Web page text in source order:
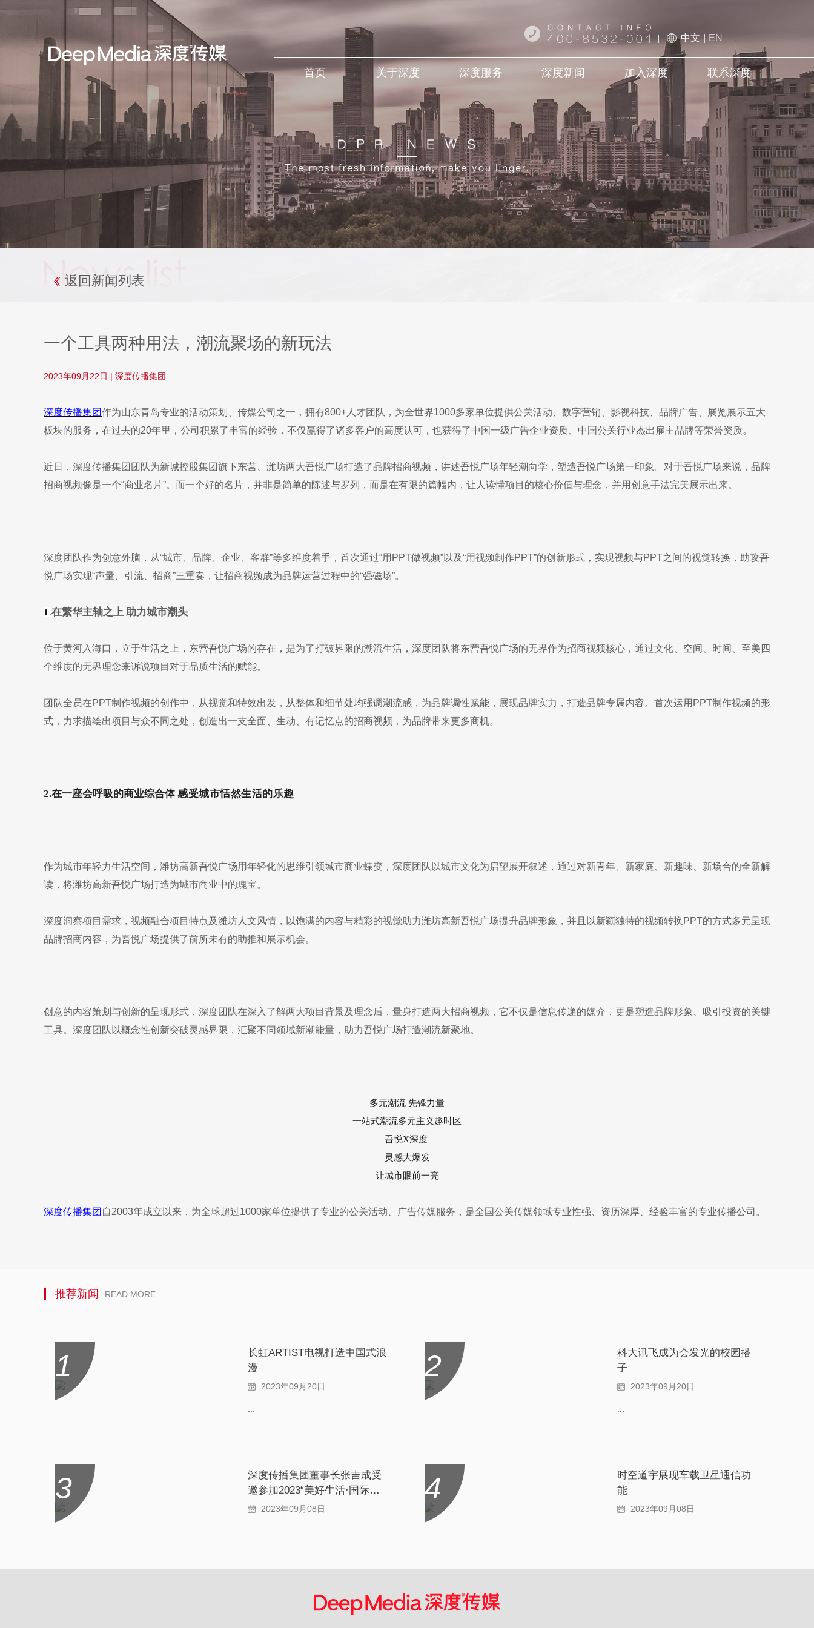
中文 EN
首页
Home
关于深度
About DEEP
深度服务
DEEP Service
深度新闻
DEEP News
加入深度
Join DEEP
联系深度
Contact DEEP
返回新闻列表
一个工具两种用法，潮流聚场的新玩法
2023年09月22日 | 深度传播集团
深度传播集团作为山东青岛专业的活动策划、传媒公司之一，拥有800+人才团队，为全世界1000多家单位提供公关活动、数字营销、影视科技、品牌广告、展览展示五大
板块的服务，在过去的20年里，公司积累了丰富的经验，不仅赢得了诸多客户的高度认可，也获得了中国一级广告企业资质、中国公关行业杰出雇主品牌等荣誉资质。
近日，深度传播集团团队为新城控股集团旗下东营、潍坊两大吾悦广场打造了品牌招商视频，讲述吾悦广场年轻潮向学，塑造吾悦广场第一印象。对于吾悦广场来说，品牌
招商视频像是一个“商业名片”。而一个好的名片，并非是简单的陈述与罗列，而是在有限的篇幅内，让人读懂项目的核心价值与理念，并用创意手法完美展示出来。
深度团队作为创意外脑，从“城市、品牌、企业、客群”等多维度着手，首次通过“用PPT做视频”以及“用视频制作PPT”的创新形式，实现视频与PPT之间的视觉转换，助攻吾
悦广场实现“声量、引流、招商”三重奏，让招商视频成为品牌运营过程中的“强磁场”。
1 .在繁华主轴之上助力城市潮头
位于黄河入海口，立于生活之上，东营吾悦广场的存在，是为了打破界限的潮流生活，深度团队将东营吾悦广场的无界作为招商视频核心，通过文化、空间、时间、至美四
个维度的无界理念来诉说项目对于品质生活的赋能。
团队全员在PPT制作视频的创作中，从视觉和特效出发，从整体和细节处均强调潮流感，为品牌调性赋能，展现品牌实力，打造品牌专属内容。首次运用PPT制作视频的形
式，力求描绘出项目与众不同之处，创造出一支全面、生动、有记忆点的招商视频，为品牌带来更多商机。
2.在一座会呼吸的商业综合体感受城市恬然生活的乐趣
作为城市年轻力生活空间，潍坊高新吾悦广场用年轻化的思维引领城市商业蝶变，深度团队以城市文化为启望展开叙述，通过对新青年、新家庭、新趣味、新场合的全新解
读，将潍坊高新吾悦广场打造为城市商业中的瑰宝。
深度洞察项目需求，视频融合项目特点及潍坊人文风情，以饱满的内容与精彩的视觉助力潍坊高新吾悦广场提升品牌形象，并且以新颖独特的视频转换PPT的方式多元呈现
品牌招商内容，为吾悦广场提供了前所未有的助推和展示机会。
创意的内容策划与创新的呈现形式，深度团队在深入了解两大项目背景及理念后，量身打造两大招商视频，它不仅是信息传递的媒介，更是塑造品牌形象、吸引投资的关键
工具。深度团队以概念性创新突破灵感界限，汇聚不同领域新潮能量，助力吾悦广场打造潮流新聚地。
多元潮流 先锋力量
一站式潮流多元主义趣时区
吾悦X深度
灵感大爆发
让城市眼前一亮
深度传播集团 自2003年成立以来，为全球超过1000家单位提供了专业的公关活动、广告传媒服务，是全国公关传媒领域专业性强、资历深厚、经验丰富的专业传播公司。
推荐新闻 READ MORE
1
长虹ARTIST电视打造中国式浪
漫
2023年09月20日
2
科大讯飞成为会发光的校园搭
子
2023年09月20日
3
深度传播集团董事长张吉成受
邀参加2023“美好生活·国际消
费全球趋势大会”
2023年09月08日
4
时空道宇展现车载卫星通信功
能
2023年09月08日